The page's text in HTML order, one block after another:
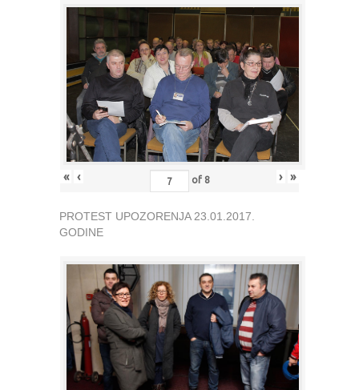
« ‹ of 8 › »
PROTEST UPOZORENJA 23.01.2017.
GODINE